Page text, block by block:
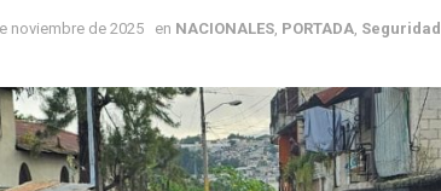
noviembre de 2025 en NACIONALES PORTADA Seguridad